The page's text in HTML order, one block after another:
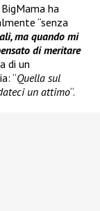
, BigMama ha
“senza
ma quando mi
di meritare
di un
“Quella sul
un attimo“.